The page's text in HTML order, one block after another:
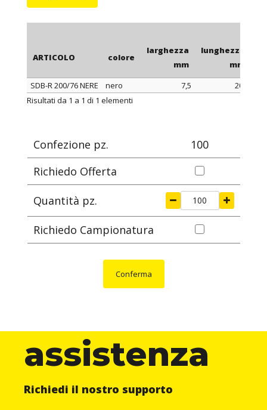
ARTICOLO colore
larghezza
mm
lunghezza
mm
ARTICOLO colore
SDB-R 200/76 NERE nero 7,5
200
Risultati da 1 a 1 di 1 elementi
Confezione pz.
100
Richiedo Offerta
Quantità pz.
Richiedo Campionatura
Conferma
assistenza
Richiedi il nostro supporto